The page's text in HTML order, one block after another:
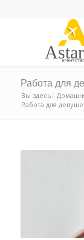
Работа для
Вы здесь:
Работа для